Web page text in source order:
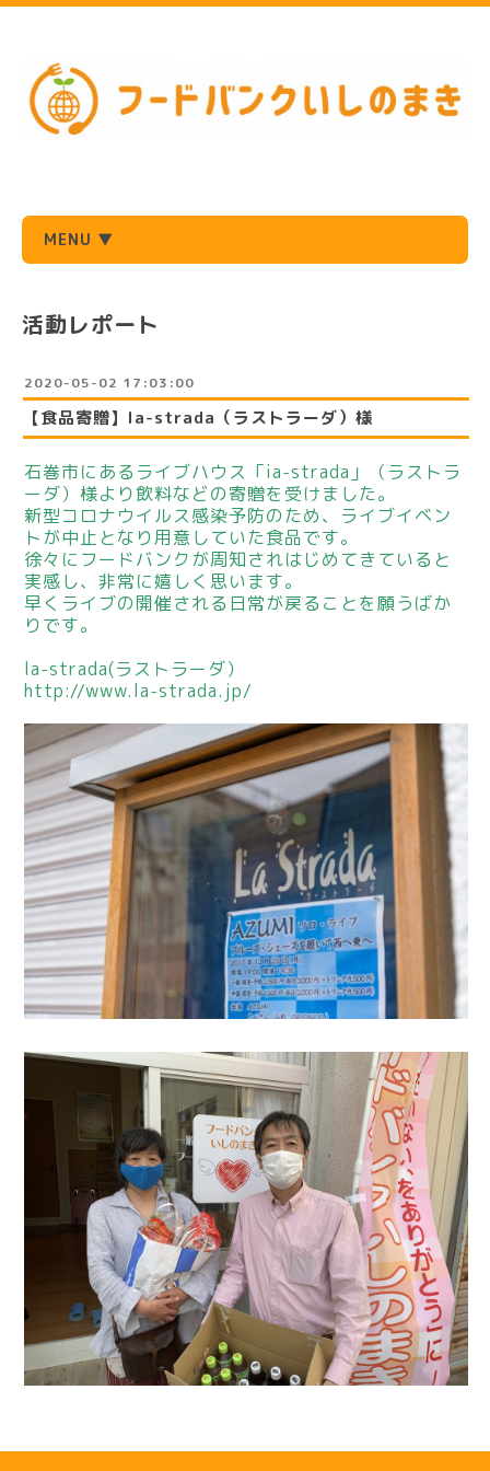
MENU ▼
活動レポート
2020-05-02 17:03:00
【食品寄贈】la-strada（ラストラーダ）様
石巻市にあるライブハウス「ia-strada」（ラストラ
ーダ）様より飲料などの寄贈を受けました。
新型コロナウイルス感染予防のため、ライブイベン
トが中止となり用意していた食品です。
徐々にフードバンクが周知されはじめてきていると
実感し、非常に嬉しく思います。
早くライブの開催される日常が戻ることを願うばか
りです。
la-strada(ラストラーダ）
http://www.la-strada.jp/